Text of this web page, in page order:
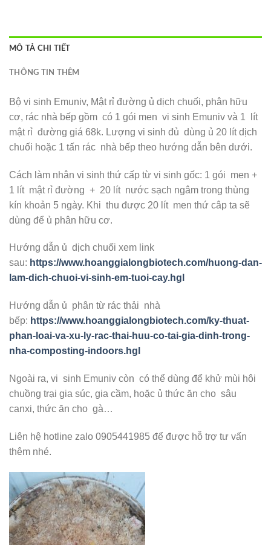
MÔ TẢ CHI TIẾT
THÔNG TIN THÊM
Bộ vi sinh Emuniv, Mật rỉ đường ủ dịch chuối, phân hữu
cơ, rác nhà bếp gồm có 1 gói men vi sinh Emuniv và 1 lít
mật rỉ đường giá 68k. Lượng vi sinh đủ dùng ủ 20 lít dịch
chuối hoặc 1 tấn rác nhà bếp theo hướng dẫn bên dưới.
Cách làm nhân vi sinh thứ cấp từ vi sinh gốc: 1 gói men +
1 lít mật rỉ đường + 20 lít nước sạch ngâm trong thùng
kín khoản 5 ngày. Khi thu được 20 lít men thứ câp ta sẽ
dùng để ủ phân hữu cơ.
Hướng dẫn ủ dịch chuối xem link
sau: https://www.hoanggialongbiotech.com/huong-dan-
lam-dich-chuoi-vi-sinh-em-tuoi-cay.hgl
Hướng dẫn ủ phân từ rác thải nhà
bếp: https://www.hoanggialongbiotech.com/ky-thuat-
phan-loai-va-xu-ly-rac-thai-huu-co-tai-gia-dinh-trong-
nha-composting-indoors.hgl
Ngoài ra, vi sinh Emuniv còn có thể dùng để khử mùi hôi
chuồng trại gia súc, gia cầm, hoặc ủ thức ăn cho sâu
canxi, thức ăn cho gà…
Liên hệ hotline zalo 0905441985 để được hỗ trợ tư vấn
thêm nhé.